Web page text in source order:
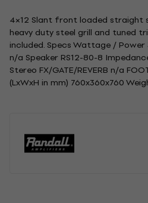
4×12 Slant front loaded straight
heavy duty steel grill and tuned
included. Specs Wattage /
n/a Speaker RS12-80-8
Stereo FX/GATE/REVERB n/a
(LxWxH in mm) 760x360x760